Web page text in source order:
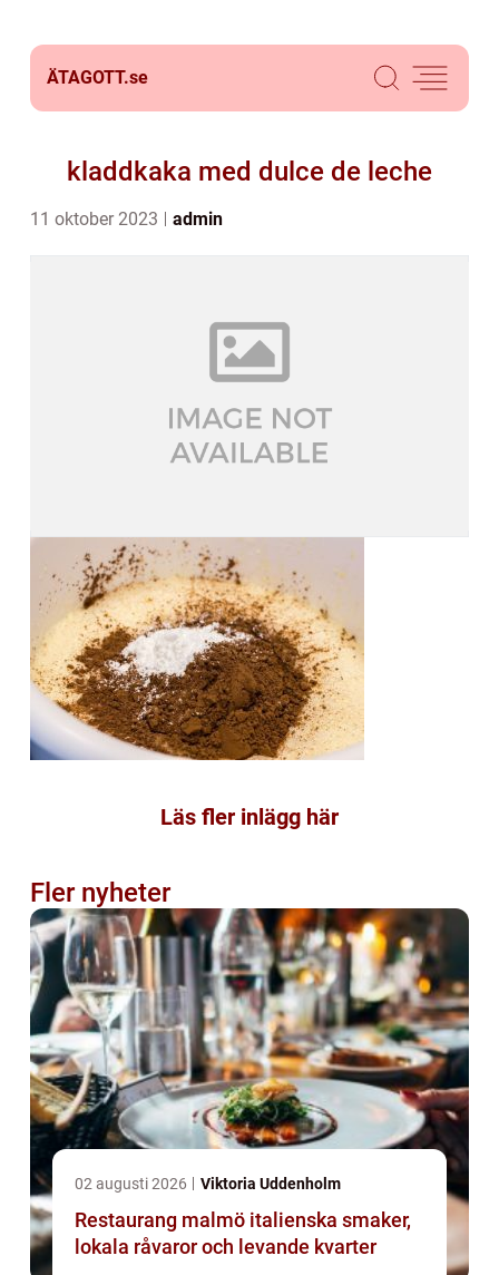
ÄTAGOTT.se
kladdkaka med dulce de leche
11 oktober 2023 admin
Läs fler inlägg här
Fler nyheter
02 augusti 2026 Viktoria Uddenholm
Restaurang malmö italienska smaker,
lokala råvaror och levande kvarter